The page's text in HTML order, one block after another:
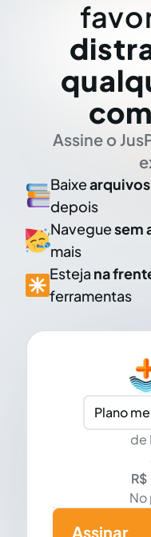
Assine o
Baixearquivos
depois
Naveguesem
mais
Esteja na
ferramentas
Plano
de
R$
No
Assinar